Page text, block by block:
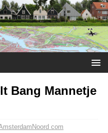
Bang Mannetje
com